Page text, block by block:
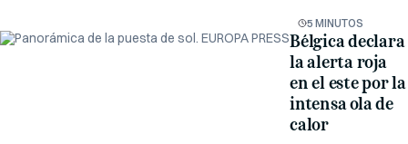
5 MINUTOS
Bélgica declara
la alerta roja
en el este por la
intensa ola de
calor